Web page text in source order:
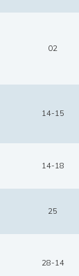
02
14-15
14-18
25
28-14